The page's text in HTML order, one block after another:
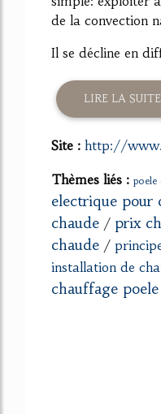
de la convection
Il se décline en
LIRE LA SUITE
Site : http://
Thèmes liés : poele
electrique pour
chaude / prix
chaude /
installation de
chauffage